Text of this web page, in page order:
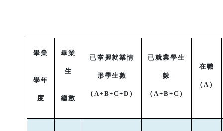
畢業
學年
度
畢業
生
總數
已掌握就業情
形學生數
（ A+B+C+D ）
已就業學生
數
（ A+B+C ）
在職
（ A ）